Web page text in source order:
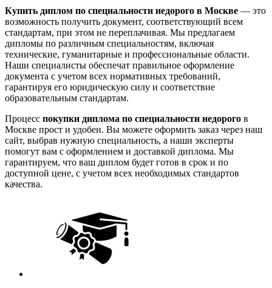
Купить диплом по специальности недорого в Москве — это
возможность получить документ, соответствующий всем
стандартам, при этом не переплачивая. Мы предлагаем
дипломы по различным специальностям, включая
технические, гуманитарные и профессиональные области.
Наши специалисты обеспечат правильное оформление
документа с учетом всех нормативных требований,
гарантируя его юридическую силу и соответствие
образовательным стандартам.
Процесс покупки диплома по специальности недорого в
Москве прост и удобен. Вы можете оформить заказ через наш
сайт, выбрав нужную специальность, а наши эксперты
помогут вам с оформлением и доставкой диплома. Мы
гарантируем, что ваш диплом будет готов в срок и по
доступной цене, с учетом всех необходимых стандартов
качества.